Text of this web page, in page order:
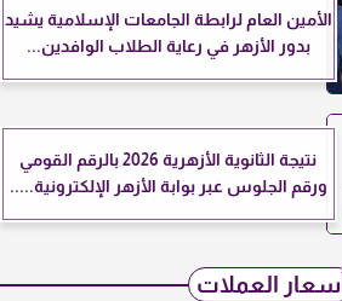
الأمين العام لرابطة الجامعات الإسلامية يشيد
بدور الأزهر في رعاية الطلاب الوافدين...
نتيجة الثانوية الأزهرية 2026 بالرقم القومي
ورقم الجلوس عبر بوابة الأزهر الإلكترونية.....
أسعار العملات